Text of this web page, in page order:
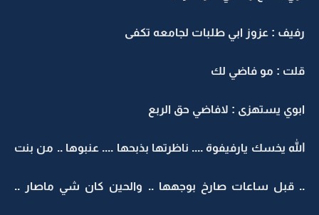
رفيف : عزوز ابي طلبات لجامعه تكفى
قلت : مو فاضي لك
ابوي يستهزى : لافاضي حق الربع
الله يخسك يارفيفوة .... ناظرتها بذبحها .... عنبوها .. من بنت
.. قبل ساعات صارخ بوجهها .. والحين كان شي ماصار ..